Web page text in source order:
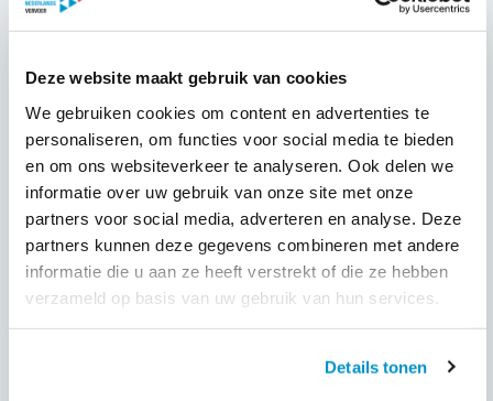
Deze website maakt gebruik van cookies
We gebruiken cookies om content en advertenties te
personaliseren, om functies voor social media te bieden
en om ons websiteverkeer te analyseren. Ook delen we
informatie over uw gebruik van onze site met onze
partners voor social media, adverteren en analyse. Deze
partners kunnen deze gegevens combineren met andere
informatie die u aan ze heeft verstrekt of die ze hebben
verzameld op basis van uw gebruik van hun services.
Details tonen
veiligheid en vergroot het vertrouwen van cliënten,
Wat is Liggend Zorgvervoer?
Liggend zorgvervoer, via een ligtaxi, is een alternatief voor
de ambulance als de persoon niet zittend kan reizen en
geen medische begeleiding tijdens het vervoer nodig heeft.
Het gaat dan bijvoorbeeld om personen die herstellen van
een behandeling, of om mensen met een aandoening
waarvoor liggend vervoer gewenst is. Bij dit vervoer is altijd
een tweede persoon aanwezig om bijvoorbeeld de brancard
te bedienen of bij andere handelingen te ondersteunen.
De Stichting Liggend Zorgvervoer heeft als doel de